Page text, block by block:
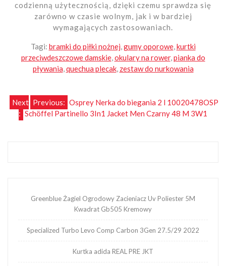
codzienną użytecznością, dzięki czemu sprawdza się
zarówno w czasie wolnym, jak i w bardziej
wymagających zastosowaniach.
Tagi: bramki do piłki nożnej,gumy oporowe,kurtki
przeciwdeszczowe damskie,okulary na rower,pianka do
pływania,quechua plecak, zestaw do nurkowania
Nawigacja
wpisu
Previous: Osprey Nerka do biegania 2 l 10020478OSP
Next
: Schöffel Partinello 3In1 Jacket Men Czarny 48 M 3W1
Greenblue Żagiel Ogrodowy Zacieniacz Uv Poliester 5M
Kwadrat Gb505 Kremowy
Specialized Turbo Levo Comp Carbon 3Gen 27.5/29 2022
Kurtka adida REAL PRE JKT